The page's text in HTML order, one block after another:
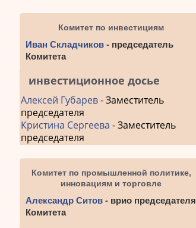
Комитет по инвестициям
Иван Складчиков - председатель
Комитета
инвестиционное досье
Алексей Губарев- Заместитель
председателя
Кристина Сергеева - Заместитель
председателя
Комитет по промышленной политике,
инновациям и торговле
Александр Ситов - врио председателя
Комитета